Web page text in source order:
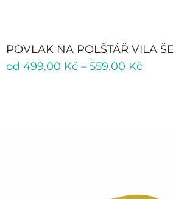
POVLAK NA POLŠTÁŘ VILA
od 499.00 Kč – 559.00 Kč